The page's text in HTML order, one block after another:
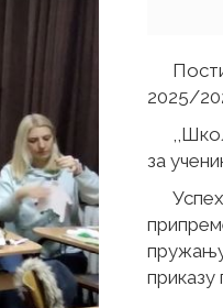
2025/
за